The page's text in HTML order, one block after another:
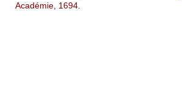
Académie, 1694.